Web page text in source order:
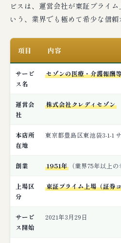
編集部の最終判断：
前払いはこんな事業
ビスは、運営会社が東証プライ
いう、業界でも極めて希少な信頼
項目 内容
サービ
ス名
セゾンの医療・介護報酬
運営会
社
株式会社クレディセゾン
本店所
在地
東京都豊島区東池袋3-1-1
創業 1951年 （業界75年以上の
上場区
分
東証プライム上場（証券
サービ
ス開始
2021年3月29日